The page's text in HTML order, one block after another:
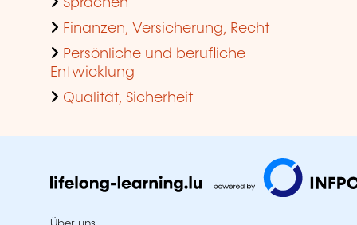
Sprachen
Finanzen, Versicherung, Recht
Persönliche und berufliche
Entwicklung
Qualität, Sicherheit